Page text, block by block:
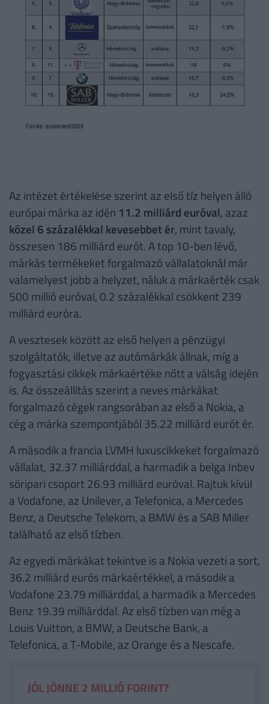
Az intézet értékelése szerint az első tíz helyen álló
európai márka az idén 11.2 milliárd euróval, azaz
közel 6 százalékkal kevesebbet ér, mint tavaly,
összesen 186 milliárd eurót. A top 10-ben lévő,
márkás termékeket forgalmazó vállalatoknál már
valamelyest jobb a helyzet, náluk a márkaérték csak
500 millió euróval, 0.2 százalékkal csökkent 239
milliárd euróra.
A vesztesek között az első helyen a pénzügyi
szolgáltatók, illetve az autómárkák állnak, míg a
fogyasztási cikkek márkaértéke nőtt a válság idején
is. Az összeállítás szerint a neves márkákat
forgalmazó cégek rangsorában az első a Nokia, a
cég a márka szempontjából 35.22 milliárd eurót ér.
A második a francia LVMH luxuscikkeket forgalmazó
vállalat, 32.37 milliárddal, a harmadik a belga Inbev
söripari csoport 26.93 milliárd euróval. Rajtuk kívül
a Vodafone, az Unilever, a Telefonica, a Mercedes
Benz, a Deutsche Telekom, a BMW és a SAB Miller
található az első tízben.
Az egyedi márkákat tekintve is a Nokia vezeti a sort,
36.2 milliárd eurós márkaértékkel, a második a
Vodafone 23.79 milliárddal, a harmadik a Mercedes
Benz 19.39 milliárddal. Az első tízben van még a
Louis Vuitton, a BMW, a Deutsche Bank, a
Telefonica, a T-Mobile, az Orange és a Nescafe.
JÓL JÖNNE 2 MILLIÓ FORINT?